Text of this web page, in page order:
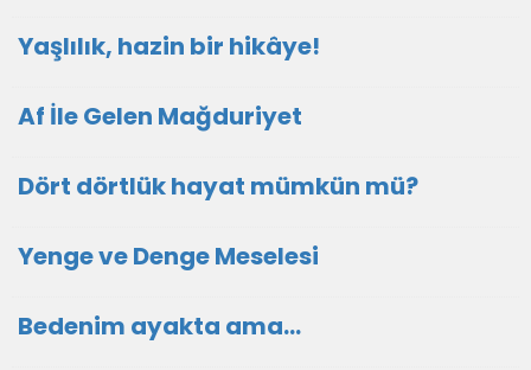
Yaşlılık, hazin bir hikâye!
Af İle Gelen Mağduriyet
Dört dörtlük hayat mümkün mü?
Yenge ve Denge Meselesi
Bedenim ayakta ama...